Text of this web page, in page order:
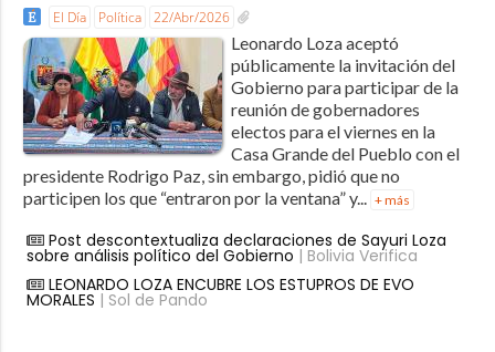
El Día Política 22/Abr/2026
Leonardo Loza aceptó
públicamente la invitación del
Gobierno para participar de la
reunión de gobernadores
electos para el viernes en la
Casa Grande del Pueblo con el
presidente Rodrigo Paz, sin embargo, pidió que no
participen los que “entraron por la ventana” y... + más
Post descontextualiza declaraciones de Sayuri Loza
sobre análisis político del Gobierno | Bolivia Verifica
LEONARDO LOZA ENCUBRE LOS ESTUPROS DE EVO
MORALES | Sol de Pando